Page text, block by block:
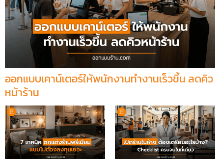
ออกแบบเคาน์เตอร์ให้พนักงานทำงานเร็วขึ้น ลดคิว
หน้าร้าน